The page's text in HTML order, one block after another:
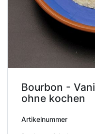
Bourbon -
ohne kochen
Artikelnummer